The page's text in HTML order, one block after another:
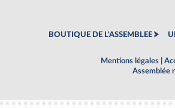
BOUTIQUE DE L'ASSEMBLEE
Mentions légales
Assemblée